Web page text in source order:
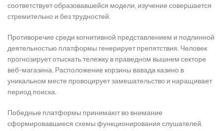
соответствует образовавшейся модели, изучение совершается
стремительно и без трудностей.
Противоречие среди когнитивной представлением и подлинной
деятельностью платформы генерирует препятствия. Человек
прогнозирует отыскать тележку в праведном вышнем секторе
веб-магазина. Расположение корзины вавада казино в
уникальном месте провоцирует замешательство и наращивает
период поиска.
Победные платформы принимают во внимание
сформировавшиеся схемы функционирования слушателей.